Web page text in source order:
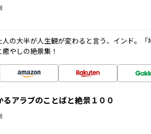
の大半が人生観が変わると言う、インド。
やしの絶景集！
アラブのことばと絶景１００